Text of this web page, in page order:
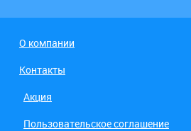
О компании
Контакты
Акция
Пользовательское соглашение